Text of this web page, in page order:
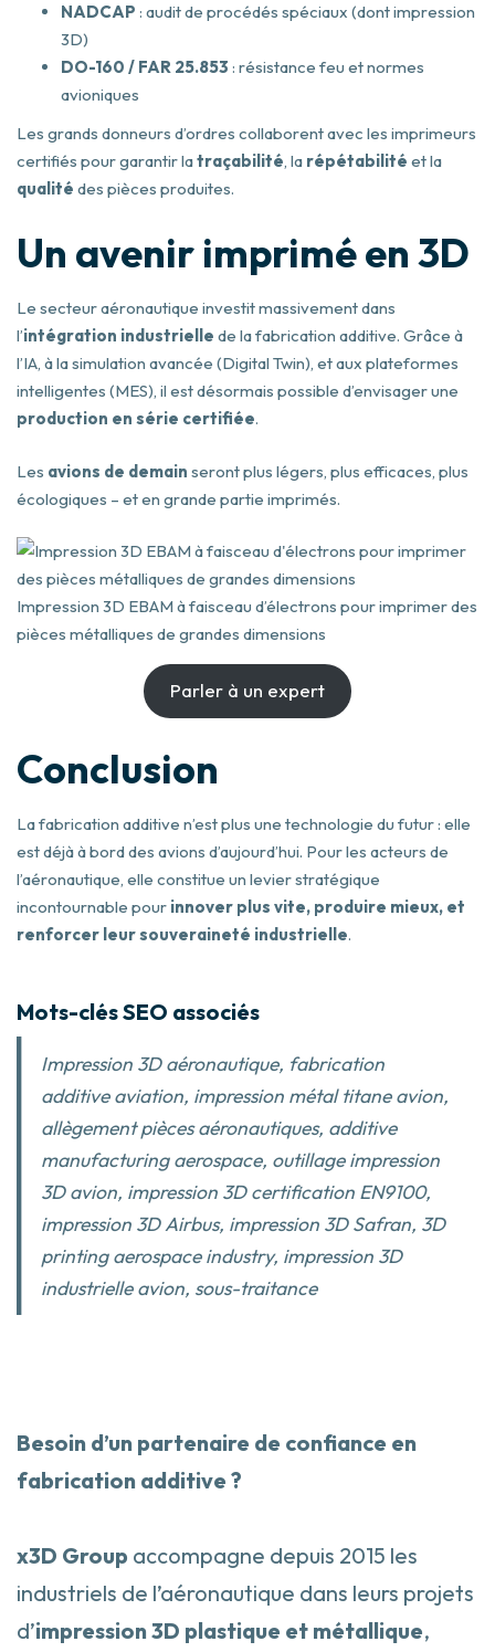
NADCAP : audit de procédés spéciaux (dont impression
3D)
DO-160 / FAR 25.853 : résistance feu et normes
avioniques
Les grands donneurs d’ordres collaborent avec les imprimeurs
certifiés pour garantir latraçabilité, la répétabilité et la
qualité des pièces produites.
Un avenir imprimé en 3D
Le secteur aéronautique investit massivement dans
l’intégration industrielle de la fabrication additive. Grâce à
l’IA, à la simulation avancée (Digital Twin), et aux plateformes
intelligentes (MES), il est désormais possible d’envisager une
production en série certifiée.
Les avions de demain seront plus légers, plus efficaces, plus
écologiques – et en grande partie imprimés.
Impression 3D EBAM à faisceau d’électrons pour imprimer des
pièces métalliques de grandes dimensions
Parler à un expert
Conclusion
La fabrication additive n’est plus une technologie du futur : elle
est déjà à bord des avions d’aujourd’hui. Pour les acteurs de
l’aéronautique, elle constitue un levier stratégique
incontournable pour innover plus vite, produire mieux, et
renforcer leur souveraineté industrielle.
Mots-clés SEO associés
Impression 3D aéronautique, fabrication
additive aviation, impression métal titane avion,
allègement pièces aéronautiques, additive
manufacturing aerospace, outillage impression
3D avion, impression 3D certification EN9100,
impression 3D Airbus, impression 3D Safran, 3D
printing aerospace industry, impression 3D
industrielle avion, sous-traitance
Besoin d’un partenaire de confiance en
fabrication additive ?
x3D Group accompagne depuis 2015 les
industriels de l’aéronautique dans leurs projets
d’impression 3D plastique et métallique,